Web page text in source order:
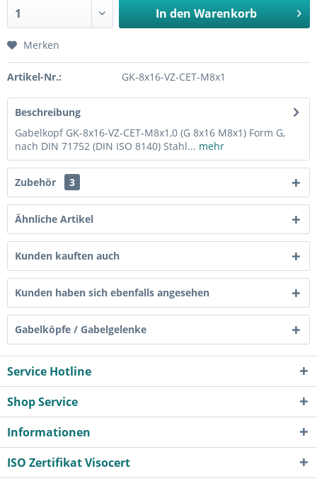
In den Warenkorb
Merken
Artikel-Nr.: GK-8x16-VZ-CET-M8x1
Beschreibung
Gabelkopf GK-8x16-VZ-CET-M8x1,0 (G 8x16 M8x1) Form G,
nach DIN 71752 (DIN ISO 8140) Stahl... mehr
Zubehör 3
Ähnliche Artikel
Kunden kauften auch
Kunden haben sich ebenfalls angesehen
Gabelköpfe / Gabelgelenke
Service Hotline
Shop Service
Informationen
ISO Zertifikat Visocert